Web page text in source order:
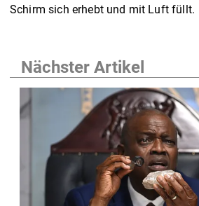
Schirm sich erhebt und mit Luft füllt.
Nächster Artikel